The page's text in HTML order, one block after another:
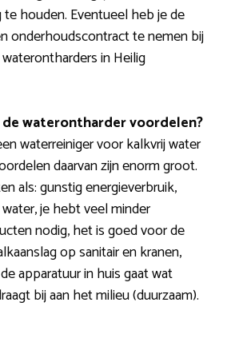
houden. Eventueel heb je de
onderhoudscontract te nemen bij
in Heilig
waterontharder voordelen?
waterreiniger voor kalkvrij water
daarvan zijn enorm groot.
als: gunstig energieverbruik,
je hebt veel minder
nodig, het is goed voor de
op sanitair en kranen,
apparatuur in huis gaat wat
bij aan het milieu (duurzaam).